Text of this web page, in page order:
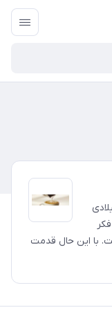
در آمریکا در دهه ۸۰ میلادی
با این حال قدمت